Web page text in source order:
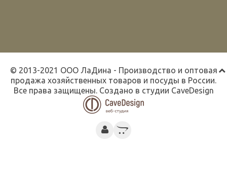
© 2013-2021 ООО ЛаДина - Производство и оптовая
продажа хозяйственных товаров и посуды в России.
Все права защищены. Создано в студии CaveDesign